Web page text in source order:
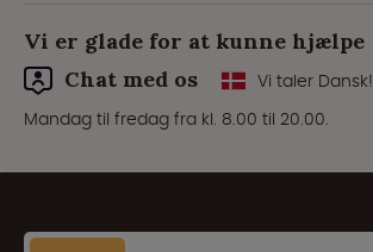
Vi er glade for at kunne hjælpe
Chat med os
Vi taler Dansk!
Mandag til fredag fra kl. 8.00 til 20.00.